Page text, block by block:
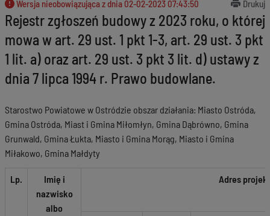
Wersja nieobowiązująca z dnia 02-02-2023 07:43:50 Drukuj
Rejestr zgłoszeń budowy z 2023 roku, o której
mowa w art. 29 ust. 1 pkt 1-3, art. 29 ust. 3 pkt
1 lit. a) oraz art. 29 ust. 3 pkt 3 lit. d) ustawy z
dnia 7 lipca 1994 r. Prawo budowlane.
Starostwo Powiatowe w Ostródzie obszar działania: Miasto Ostróda,
Gmina Ostróda, Miast i Gmina Miłomłyn, Gmina Dąbrówno, Gmina
Grunwald, Gmina Łukta, Miasto i Gmina Morąg, Miasto i Gmina
Miłakowo, Gmina Małdyty
Lp.
Imię i
nazwisko
albo
Adres